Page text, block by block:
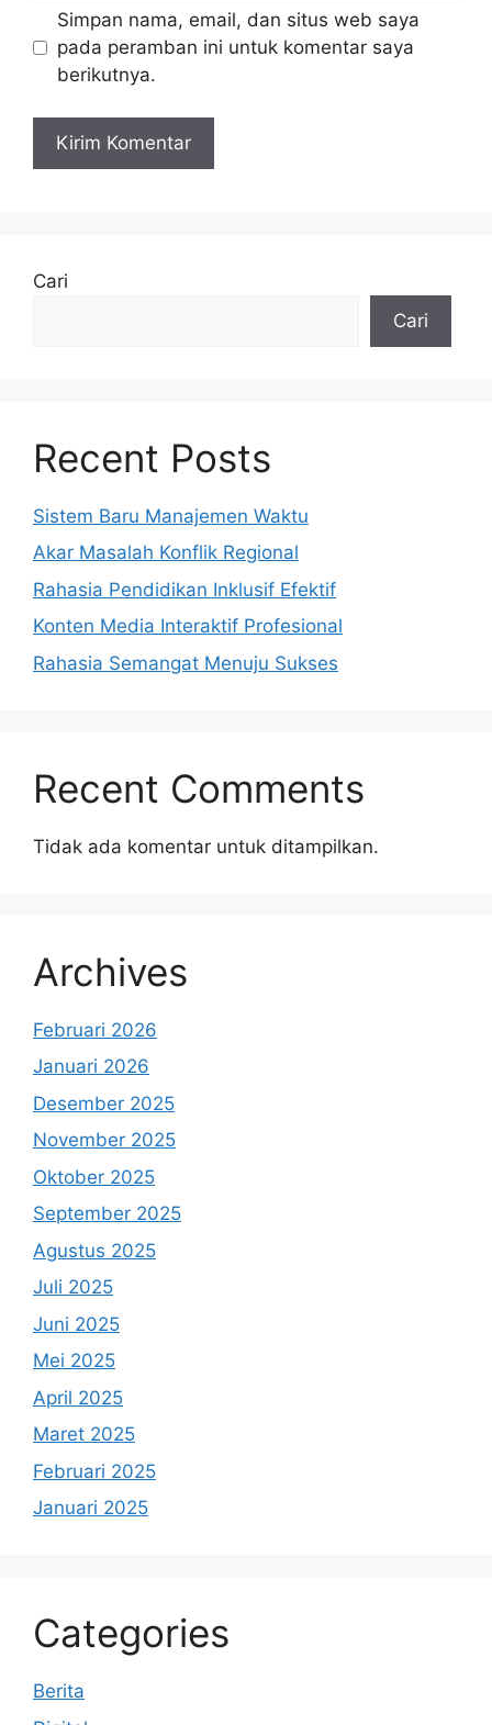
Simpan nama, email, dan situs web saya
pada peramban ini untuk komentar saya
berikutnya.
Cari
Cari
Recent Posts
Sistem Baru Manajemen Waktu
Akar Masalah Konflik Regional
Rahasia Pendidikan Inklusif Efektif
Konten Media Interaktif Profesional
Rahasia Semangat Menuju Sukses
Recent Comments
Tidak ada komentar untuk ditampilkan.
Archives
Februari 2026
Januari 2026
Desember 2025
November 2025
Oktober 2025
September 2025
Agustus 2025
Juli 2025
Juni 2025
Mei 2025
April 2025
Maret 2025
Februari 2025
Januari 2025
Categories
Berita